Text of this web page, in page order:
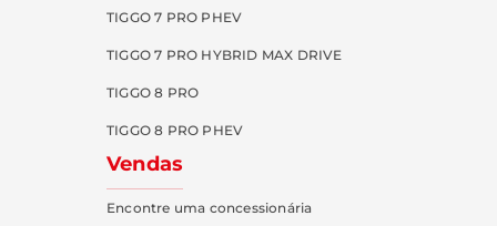
TIGGO 7 PRO PHEV
TIGGO 7 PRO HYBRID MAX DRIVE
TIGGO 8 PRO
TIGGO 8 PRO PHEV
Vendas
Encontre uma concessionária